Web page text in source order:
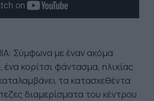
Σύμφωνα με έναν ακόμα
ένα κορίτσι φάντασμα, ηλικίας
τα κατασχεθέντα
διαμερίσματα του κέντρου